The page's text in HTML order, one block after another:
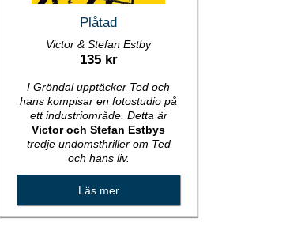
Plåtad
Victor & Stefan Estby
135 kr
I Gröndal upptäcker Ted och
hans kompisar en fotostudio på
ett industriområde. Detta är
Victor och Stefan Estbys
tredje undomsthriller om Ted
och hans liv.
Läs mer